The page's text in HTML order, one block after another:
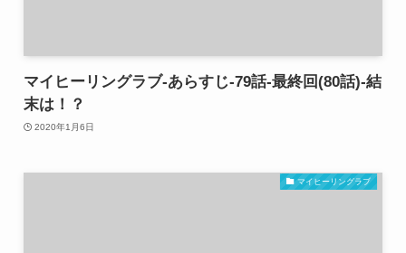
マイヒーリングラブ-あらすじ-79話-最終回(80話)-結
末は！？
2020年1月6日
マイヒーリングラブ